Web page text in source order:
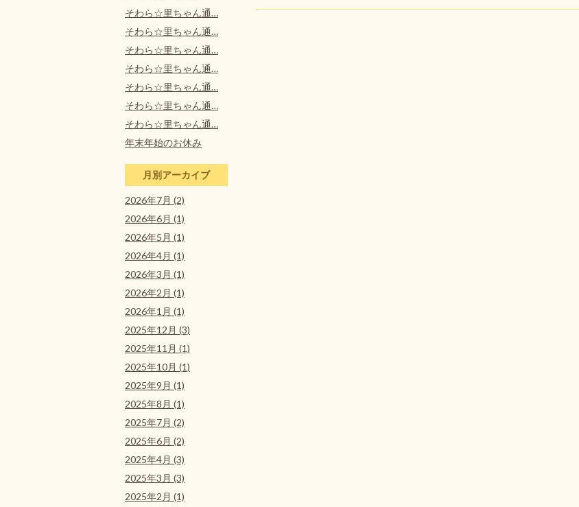
そわら☆里ちゃん通…
そわら☆里ちゃん通…
そわら☆里ちゃん通…
そわら☆里ちゃん通…
そわら☆里ちゃん通…
そわら☆里ちゃん通…
そわら☆里ちゃん通…
年末年始のお休み
月別アーカイブ
2026年7月 (2)
2026年6月 (1)
2026年5月 (1)
2026年4月 (1)
2026年3月 (1)
2026年2月 (1)
2026年1月 (1)
2025年12月 (3)
2025年11月 (1)
2025年10月 (1)
2025年9月 (1)
2025年8月 (1)
2025年7月 (2)
2025年6月 (2)
2025年4月 (3)
2025年3月 (3)
2025年2月 (1)